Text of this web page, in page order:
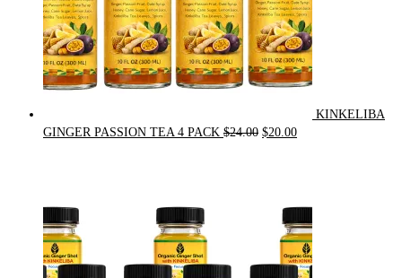
KINKELIBA
GINGER PASSION TEA 4 PACK $24.00 Original
$20.00Current